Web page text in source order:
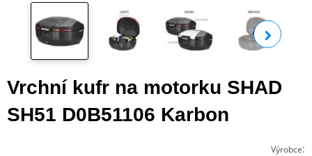
Vrchní kufr na motorku SHAD
SH51 D0B51106 Karbon
Výrobce: